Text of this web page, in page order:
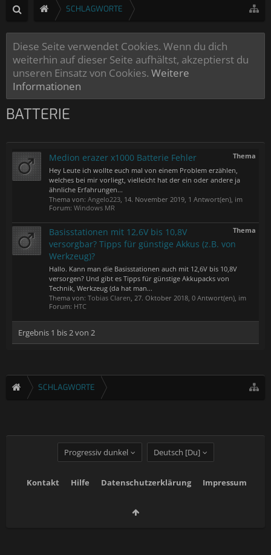
SCHLAGWORTE
Diese Seite verwendet Cookies. Wenn du dich
weiterhin auf dieser Seite aufhältst, akzeptierst du
unseren Einsatz von Cookies. Weitere
Informationen
BATTERIE
Thema
Medion erazer x1000 Batterie Fehler
Hey Leute ich wollte euch mal von einem Problem erzählen,
welches bei mir vorliegt, vielleicht hat der ein oder andere ja
ähnliche Erfahrungen...
Thema von: Angelo223, 14. November 2019, 1 Antwort(en), im
Forum: Windows MR
Thema
Basisstationen mit 12,6V bis 10,8V
versorgbar? Tipps für günstige Akkus (z.B. von
Werkzeug)?
Hallo. Kann man die Basisstationen auch mit 12,6V bis 10,8V
versorgen? Und gibt es Tipps für günstige Akkupacks von
Technik, Werkzeug (da hat man...
Thema von: Tobias Claren, 27. Oktober 2018, 0 Antwort(en), im
Forum: HTC
Ergebnis 1 bis 2 von 2
SCHLAGWORTE
Progressiv dunkel Deutsch [Du]
Kontakt Hilfe Datenschutzerklärung Impressum